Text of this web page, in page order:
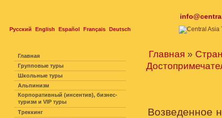
Русский English Español Français Deutsch
Главная »
Возведенное
Главная
Групповые туры
Школьные туры
Альпинизм
Корпоративный (инсентив), бизнес-
туризм и VIP туры
Треккинг